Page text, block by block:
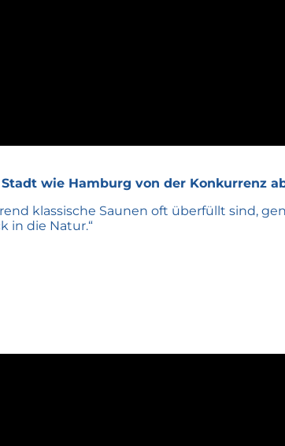
gesprochen und für jedes Problem eine
wie Hamburg von der Konkurrenz
klassische Saunen oft überfüllt sind,
in die Natur.“